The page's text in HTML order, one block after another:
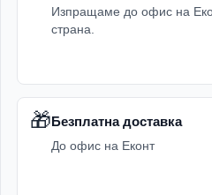
Изпращаме до офис на
страна.
🎁Безплатна доставка
До офис на Еконт